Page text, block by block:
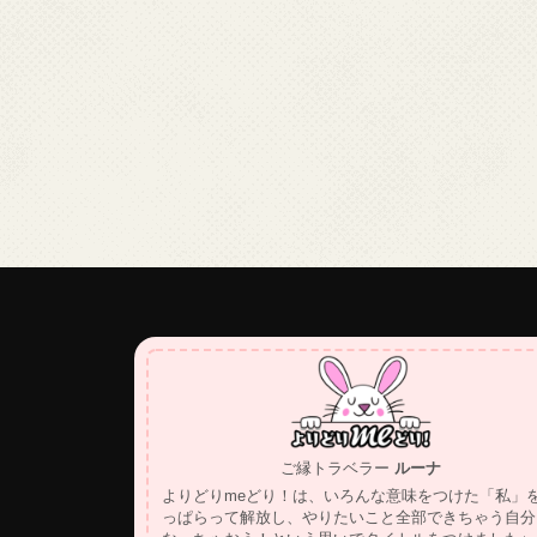
ご縁トラベラー ルーナ
よりどりmeどり！は、いろんな意味をつけた「私」
っぱらって解放し、やりたいこと全部できちゃう自